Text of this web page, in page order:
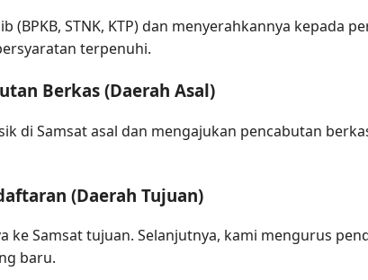
STNK, KTP) dan menyerahkannya kepada
terpenuhi.
Berkas (Daerah Asal)
di Samsat asal dan mengajukan pencabutan
(Daerah Tujuan)
ke Samsat tujuan. Selanjutnya, kami mengurus
baru.